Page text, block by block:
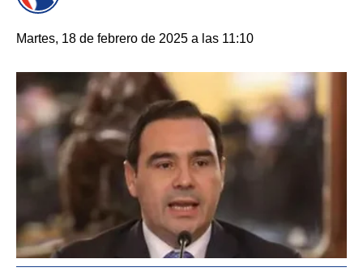
Martes, 18 de febrero de 2025 a las 11:10